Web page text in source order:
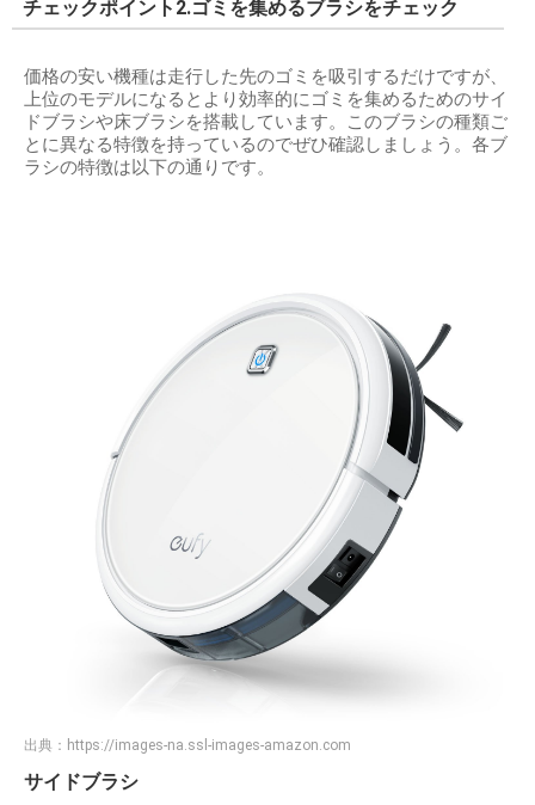
チェックポイント2.ゴミを集めるブラシをチェック
価格の安い機種は走行した先のゴミを吸引するだけですが、
上位のモデルになるとより効率的にゴミを集めるためのサイ
ドブラシや床ブラシを搭載しています。このブラシの種類ご
とに異なる特徴を持っているのでぜひ確認しましょう。各ブ
ラシの特徴は以下の通りです。
出典： https://images-na.ssl-images-amazon.com
サイドブラシ